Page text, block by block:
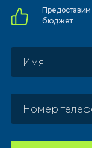
Предоставим
бюджет